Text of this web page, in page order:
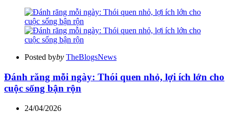
Posted byby TheBlogsNews
Đánh răng mỗi ngày: Thói quen nhỏ, lợi ích lớn cho
cuộc sống bận rộn
24/04/2026